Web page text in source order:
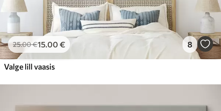
25.00€15.00 € 8
Valge lill vaasis